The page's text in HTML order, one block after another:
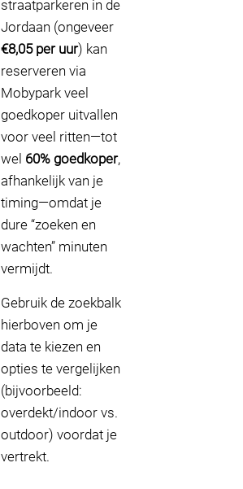
straatparkeren in de
Jordaan (ongeveer
€8,05 per uur) kan
reserveren via
Mobypark veel
goedkoper uitvallen
voor veel ritten—tot
wel 60% goedkoper,
afhankelijk van je
timing—omdat je
dure “zoeken en
wachten” minuten
vermijdt.
Gebruik de zoekbalk
hierboven om je
data te kiezen en
opties te vergelijken
(bijvoorbeeld:
overdekt/indoor vs.
outdoor) voordat je
vertrekt.